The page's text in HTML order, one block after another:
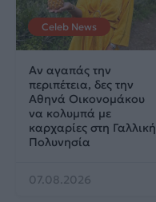
Celeb News
Αν αγαπάς την
περιπέτεια, δες την
Αθηνά Οικονομάκου
να κολυμπά με
καρχαρίες στη Γαλλική
Πολυνησία
07.08.2026